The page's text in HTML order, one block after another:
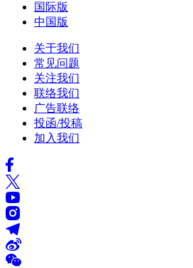
国际版
中国版
关于我们
常见问题
关注我们
联络我们
广告联络
投函/投稿
加入我们